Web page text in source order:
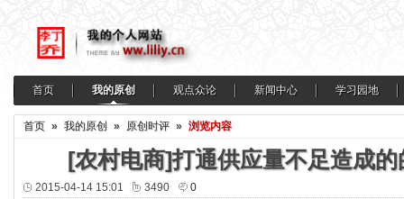
首页 我的原创 观点众论 新闻中心 学习园地
首页 » 我的原创 » 原创时评 » 浏览内容
[农村电商]打通供应量不足造成
2015-04-14 15:01 3490 0